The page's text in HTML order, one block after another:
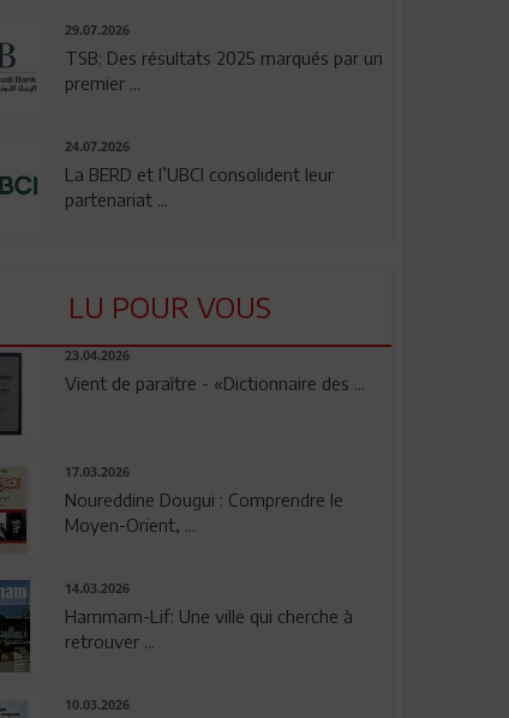
29.07.2026
TSB: Des résultats 2025 marqués par un
premier ...
24.07.2026
La BERD et l’UBCI consolident leur
partenariat ...
LU POUR VOUS
23.04.2026
Vient de paraître - «Dictionnaire des ...
17.03.2026
Noureddine Dougui : Comprendre le
Moyen-Orient, ...
14.03.2026
Hammam-Lif: Une ville qui cherche à
retrouver ...
10.03.2026